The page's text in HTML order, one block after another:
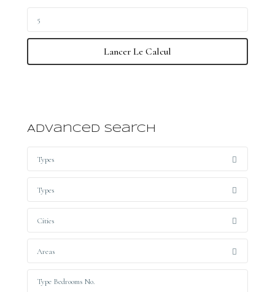
Lancer Le Calcul
Advanced Search
Types
Types
Cities
Areas